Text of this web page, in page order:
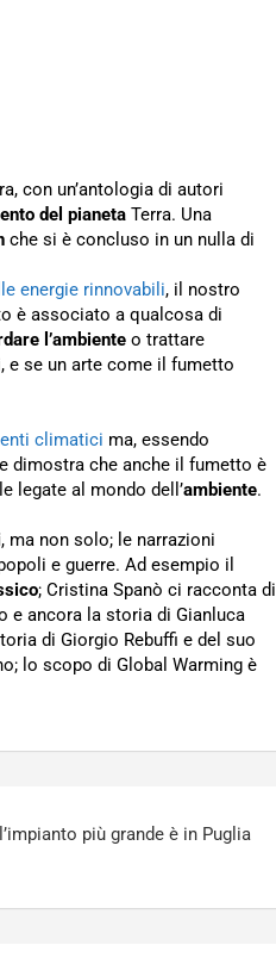
con un’antologia di autori
del pianeta Terra. Una
che si è concluso in un nulla di
energie rinnovabili, il nostro
è associato a qualcosa di
l’ambiente o trattare
e se un arte come il fumetto
climatici ma, essendo
dimostra che anche il fumetto è
legate al mondo dell’ambiente.
, ma non solo; le narrazioni
e guerre. Ad esempio il
; Cristina Spanò ci racconta di
e ancora la storia di Gianluca
di Giorgio Rebuffi e del suo
lo scopo di Global Warming è
più grande è in Puglia